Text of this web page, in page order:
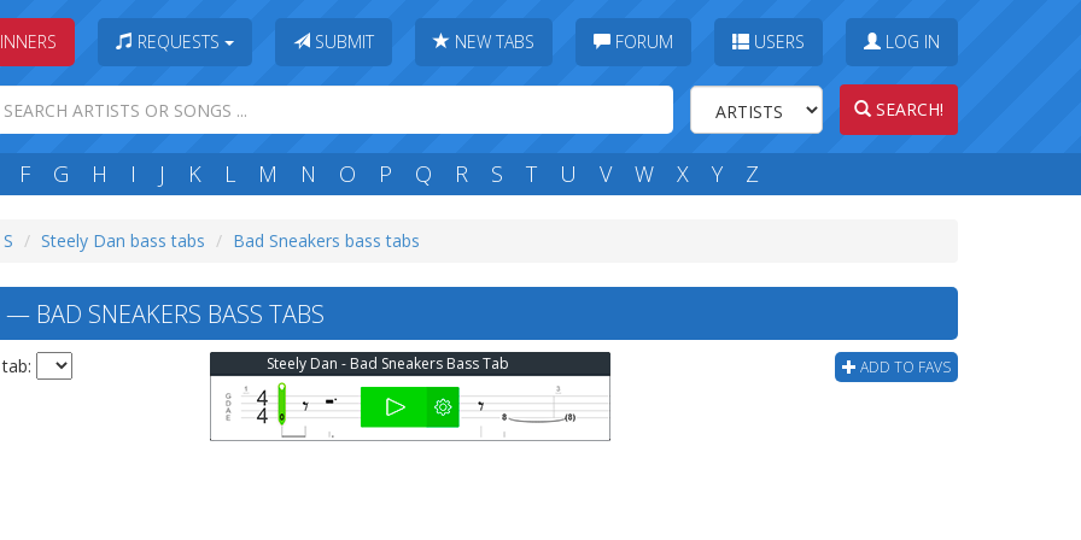
REQUESTS SUBMIT NEW TABS FORUM USERS LOG IN
SEARCH!
F G H I J K L M N O P Q R S T U V W X Y Z
Steely Dan bass tabs Bad Sneakers bass tabs
— BAD SNEAKERS BASS TABS
ADD TO FAVS
Steely Dan - Bad Sneakers Bass Tab